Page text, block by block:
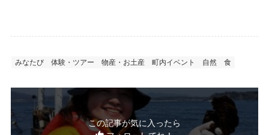
みなたび 体験・ツアー 物産・お土産 町内イベント 自然 食
この記事が気に入ったら